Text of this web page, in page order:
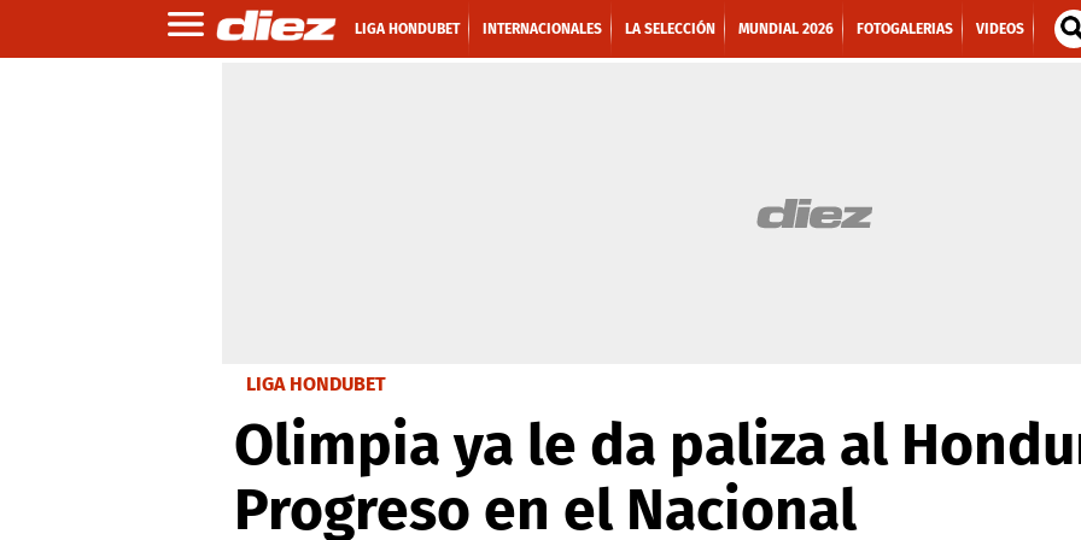
LIGA HONDUBET INTERNACIONALES LA SELECCIÓN MUNDIAL 2026 FOTOGALERIAS VIDEOS
LIGA HONDUBET
Olimpia ya le da paliza al
Progreso en el Nacional